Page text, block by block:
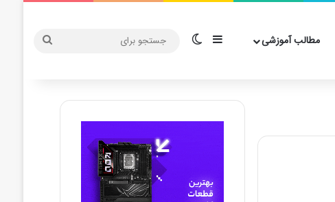
مطالب آموزشی سایدبارتغییر پوسته
جستجو